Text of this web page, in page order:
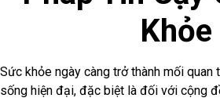
Khỏe
Sức khỏe ngày càng trở thành mối quan
sống hiện đại, đặc biệt là đối với cộng